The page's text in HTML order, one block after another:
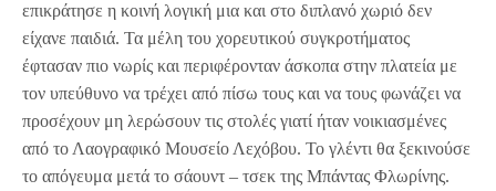
επικράτησε η κοινή λογική μια και στο διπλανό χωριό δεν
είχανε παιδιά. Τα μέλη του χορευτικού συγκροτήματος
έφτασαν πιο νωρίς και περιφέρονταν άσκοπα στην πλατεία με
τον υπεύθυνο να τρέχει από πίσω τους και να τους φωνάζει να
προσέχουν μη λερώσουν τις στολές γιατί ήταν νοικιασμένες
από το Λαογραφικό Μουσείο Λεχόβου. Το γλέντι θα ξεκινούσε
το απόγευμα μετά το σάουντ – τσεκ της Μπάντας Φλωρίνης.